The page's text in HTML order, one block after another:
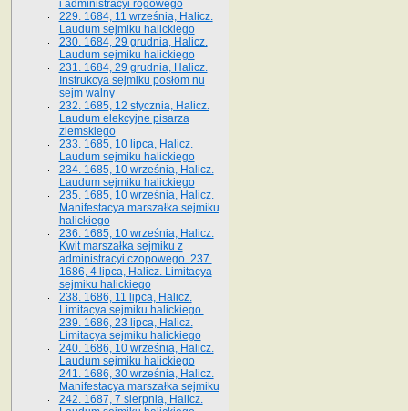
i administracyi rogowego
229. 1684, 11 września, Halicz.
Laudum sejmiku halickiego
230. 1684, 29 grudnia, Halicz.
Laudum sejmiku halickiego
231. 1684, 29 grudnia, Halicz.
Instrukcya sejmiku posłom nu
sejm walny
232. 1685, 12 stycznia, Halicz.
Laudum elekcyjne pisarza
ziemskiego
233. 1685, 10 lipca, Halicz.
Laudum sejmiku halickiego
234. 1685, 10 września, Halicz.
Laudum sejmiku halickiego
235. 1685, 10 września, Halicz.
Manifestacya marszałka sejmiku
halickiego
236. 1685, 10 września, Halicz.
Kwit marszałka sejmiku z
administracyi czopowego. 237.
1686, 4 lipca, Halicz. Limitacya
sejmiku halickiego
238. 1686, 11 lipca, Halicz.
Limitacya sejmiku halickiego.
239. 1686, 23 lipca, Halicz.
Limitacya sejmiku halickiego
240. 1686, 10 września, Halicz.
Laudum sejmiku halickiego
241. 1686, 30 września, Halicz.
Manifestacya marszałka sejmiku
242. 1687, 7 sierpnia, Halicz.